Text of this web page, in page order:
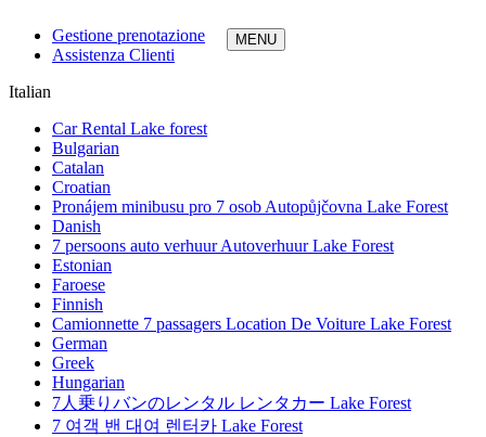
Gestione prenotazione
Assistenza Clienti
Italian
Car Rental Lake forest
Bulgarian
Catalan
Croatian
Pronájem minibusu pro 7 osob Autopůjčovna Lake Forest
Danish
7 persoons auto verhuur Autoverhuur Lake Forest
Estonian
Faroese
Finnish
Camionnette 7 passagers Location De Voiture Lake Forest
German
Greek
Hungarian
7人乗りバンのレンタル レンタカー Lake Forest
7 여객 밴 대여 렌터카 Lake Forest